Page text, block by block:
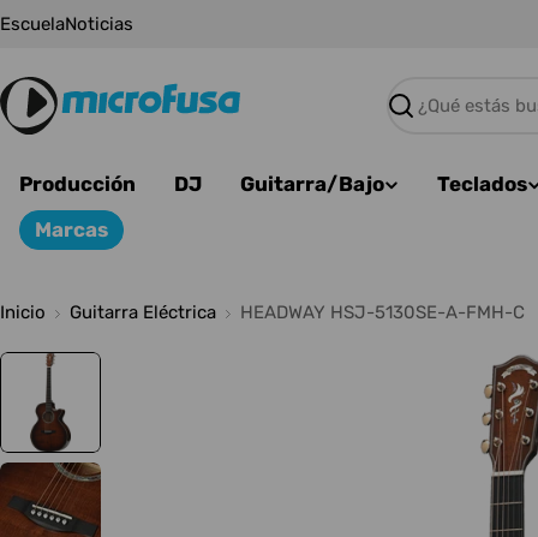
Saltar
EscuelaNoticias
Buscar
Producción DJ Guitarra/Bajo Teclados
Marcas
Inicio Guitarra Eléctrica HEADWAY HSJ-5130SE-A-FMH-C